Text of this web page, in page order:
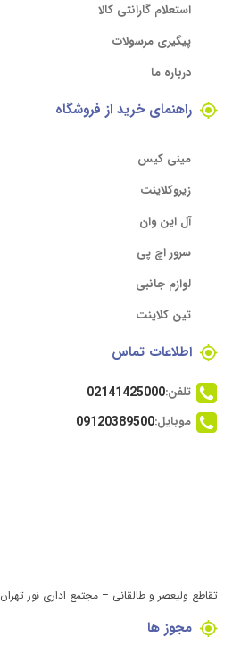
استعلام گارانتی کالا
پیگیری مرسولات
درباره ما
راهنمای خرید از فروشگاه
مینی کیس
زیروکلاینت
آل این وان
سرور اچ پی
لوازم جانبی
تین کلاینت
اطلاعات تماس
تلفن:02141425000
موبایل:09120389500
تقاطع ولیعصر و طالقانی – مجتمع اداری نور تهران
مجوز ها